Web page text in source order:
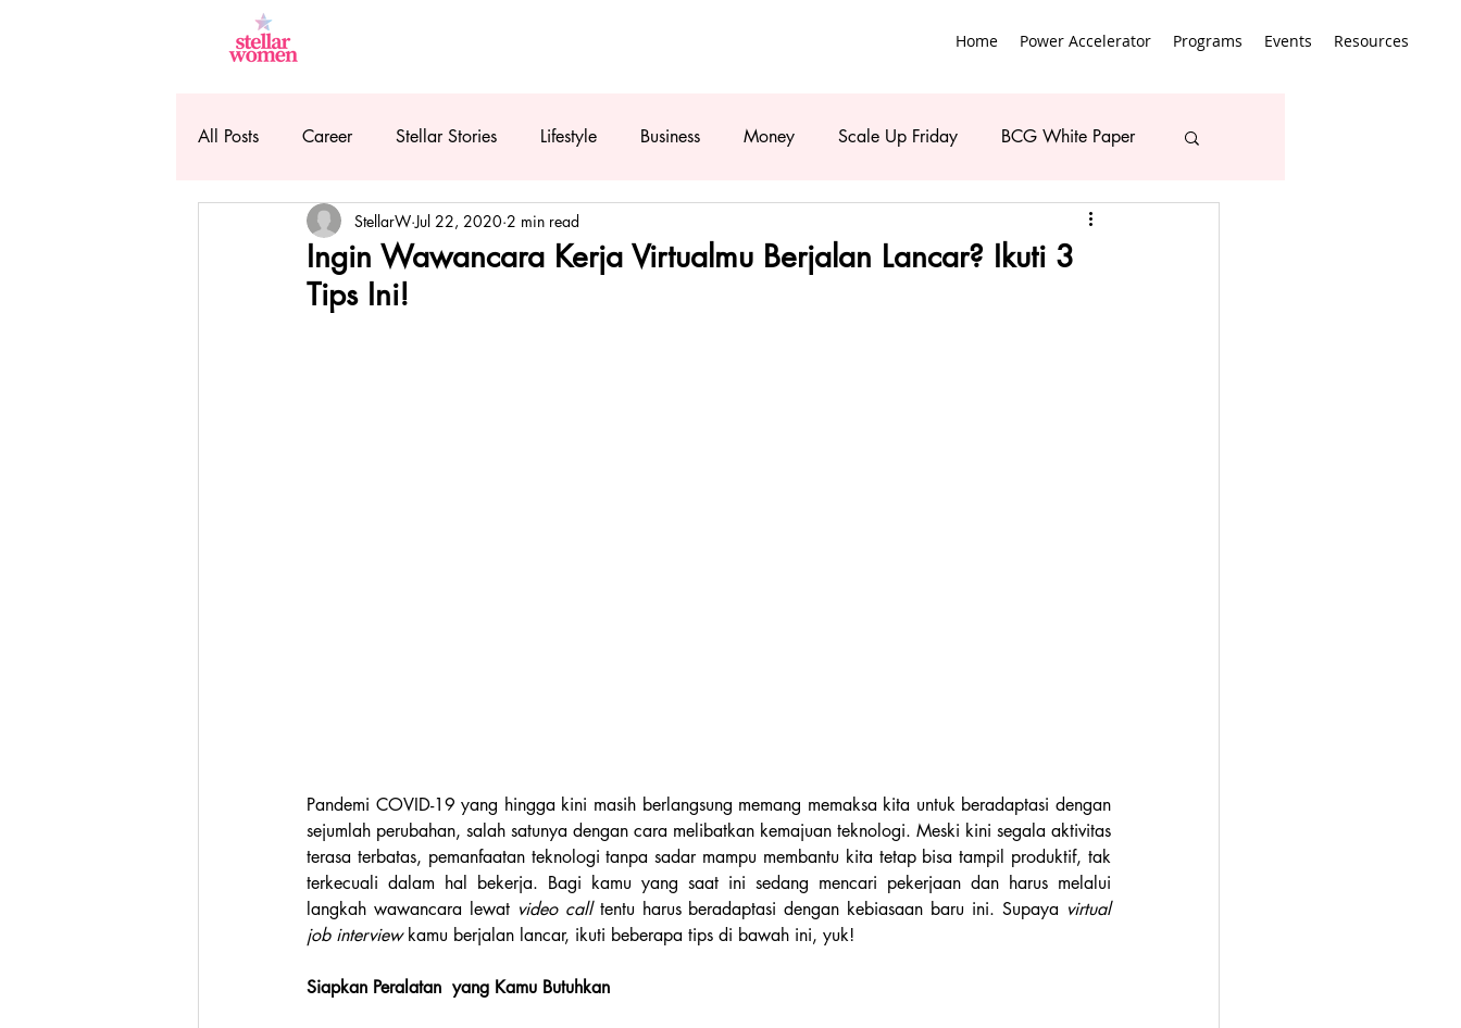
Home Power Accelerator Programs Events Resources
All Posts Career Stellar Stories Lifestyle Business Money Scale Up Friday BCG White Paper
Ingin Wawancara Kerja Virtualmu Berjalan Lancar? Ikuti 3
Tips Ini!
StellarW Jul 22, 2020 2 min read
Pandemi COVID-19 yang hingga kini masih berlangsung memang memaksa kita untuk beradaptasi dengan
sejumlah perubahan, salah satunya dengan cara melibatkan kemajuan teknologi. Meski kini segala aktivitas
terasa terbatas, pemanfaatan teknologi tanpa sadar mampu membantu kita tetap bisa tampil produktif, tak
terkecuali dalam hal bekerja. Bagi kamu yang saat ini sedang mencari pekerjaan dan harus melalui
langkah wawancara lewat video call tentu harus beradaptasi dengan kebiasaan baru ini. Supaya virtual
job interview kamu berjalan lancar, ikuti beberapa tips di bawah ini, yuk!
Siapkan Peralatan  yang Kamu Butuhkan